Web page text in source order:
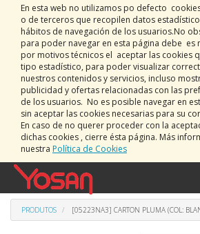
En esta web no utilizamos po defecto
o de terceros que recopilen datos
hábitos de navegación de los usuarios.No
para poder navegar en esta página debe es
por motivos técnicos el aceptar las cookies
tipo estadístico, para poder visualizar
nuestros contenidos y servicios, incluso
publicidad y ofertas relacionadas con las
de los usuarios. No es posible navegar en
sin aceptar las cookies necesarias para su
En caso de no querer proceder con la
dichas cookies , cierre ésta página. Más
nuestra Política de Cookies
PRODUTOS [05223NA3] CARTON PLUMA (COL: